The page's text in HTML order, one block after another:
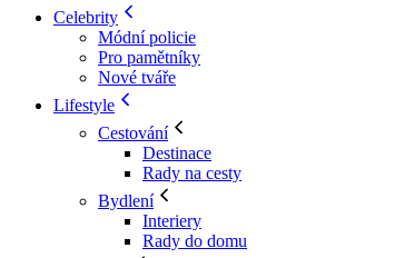
Celebrity
Módní policie
Pro pamětníky
Nové tváře
Lifestyle
Cestování
Destinace
Rady na cesty
Bydlení
Interiery
Rady do domu